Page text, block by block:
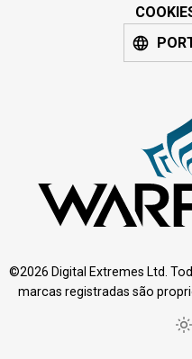
©2026 Digital Extremes Ltd.
marcas registradas são